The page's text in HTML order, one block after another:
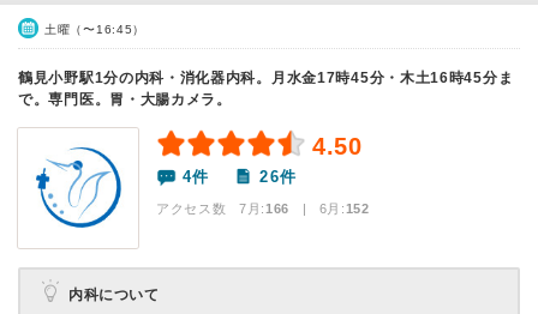
土曜（〜16:45）
鶴見小野駅1分の内科・消化器内科。月水金17時45分・木土16時45分ま
で。専門医。胃・大腸カメラ。
4.50
4件 26件
アクセス数 7月:166 | 6月:152
内科について